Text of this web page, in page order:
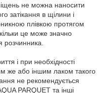
не можна наносити
затікання в щілини і
плівкою протягом
це може значно
розчинника.
і при необхідності
же або іншим лаком такого
не рекомендується
PARQUET та інші